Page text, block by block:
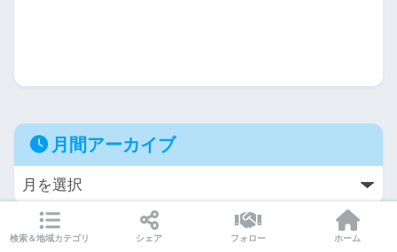
月間アーカイブ
検索＆地域カテゴリ シェア フォロー ホーム